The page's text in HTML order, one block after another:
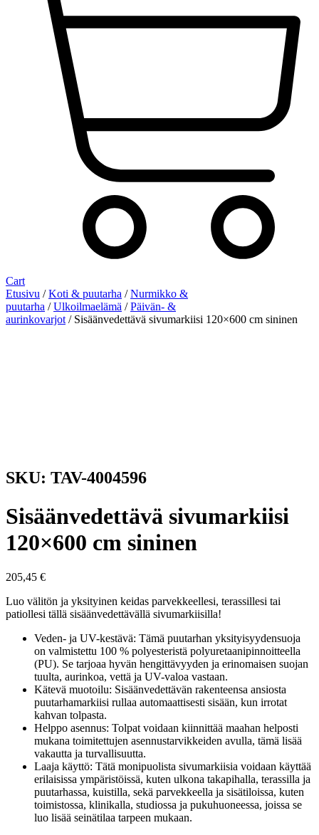
Cart
Etusivu /Koti & puutarha /Nurmikko &
puutarha /Ulkoilmaelämä /Päivän- &
aurinkovarjot / Sisäänvedettävä sivumarkiisi 120×600 cm sininen
SKU: TAV-4004596
Sisäänvedettävä sivumarkiisi
120×600 cm sininen
205,45 €
Luo välitön ja yksityinen keidas parvekkeellesi, terassillesi tai
patiollesi tällä sisäänvedettävällä sivumarkiisilla!
Veden- ja UV-kestävä: Tämä puutarhan yksityisyydensuoja
on valmistettu 100 % polyesteristä polyuretaanipinnoitteella
(PU). Se tarjoaa hyvän hengittävyyden ja erinomaisen suojan
tuulta, aurinkoa, vettä ja UV-valoa vastaan.
Kätevä muotoilu: Sisäänvedettävän rakenteensa ansiosta
puutarhamarkiisi rullaa automaattisesti sisään, kun irrotat
kahvan tolpasta.
Helppo asennus: Tolpat voidaan kiinnittää maahan helposti
mukana toimitettujen asennustarvikkeiden avulla, tämä lisää
vakautta ja turvallisuutta.
Laaja käyttö: Tätä monipuolista sivumarkiisia voidaan käyttää
erilaisissa ympäristöissä, kuten ulkona takapihalla, terassilla ja
puutarhassa, kuistilla, sekä parvekkeella ja sisätiloissa, kuten
toimistossa, klinikalla, studiossa ja pukuhuoneessa, joissa se
luo lisää seinätilaa tarpeen mukaan.